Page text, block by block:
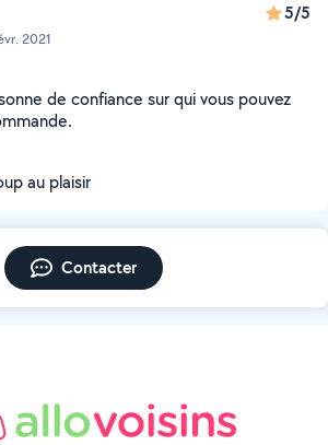
2021
5/5
de confiance sur qui vous pouvez
au plaisir
Contacter